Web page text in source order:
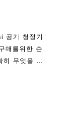
공기 청정기
매를위한 순
히 무엇을 찾